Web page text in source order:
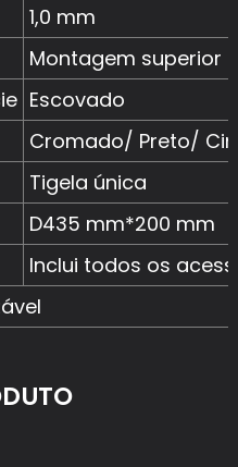
1,0 mm
Montagem superior
Escovado
Cromado/ Preto/
Tigela única
D435 mm*200 mm
Inclui todos os